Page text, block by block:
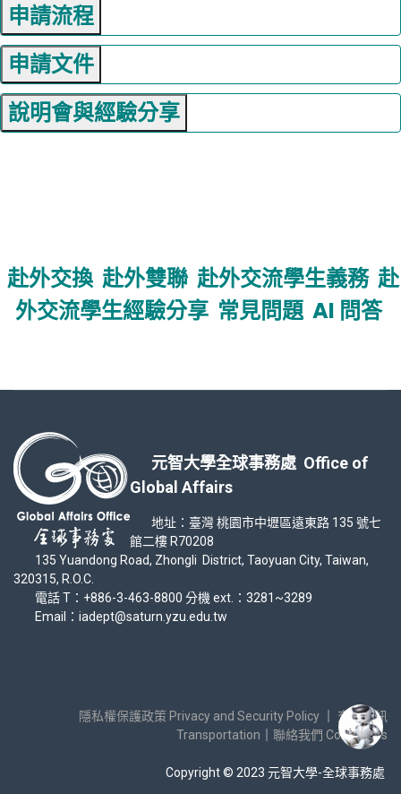
申請流程
申請文件
說明會與經驗分享
赴外交換 赴外雙聯 赴外交流學生義務 赴
外交流學生經驗分享 常見問題 AI 問答
元智大學全球事務處 Office of
Global Affairs
地址：臺灣 桃園市中壢區遠東路 135 號七
館二樓 R70208
135 Yuandong Road, Zhongli District, Taoyuan City, Taiwan,
320315, R.O.C.
電話 T：+886-3-463-8800 分機 ext.：3281~3289
Email：iadept@saturn.yzu.edu.tw
隱私權保護政策 Privacy and Security Policy
交通資訊
Transportation
聯絡我們 Contact Us
Copyright © 2023 元智大學-全球事務處